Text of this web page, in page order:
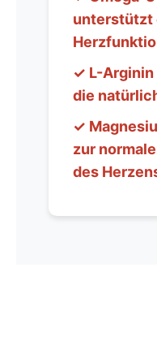
unterstützt
✓ L-
die
✓
zur
des